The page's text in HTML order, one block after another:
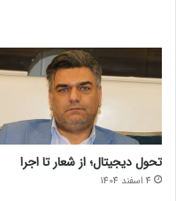
تحول دیجیتال؛ از شعار تا اجرا
4 اسفند 1404